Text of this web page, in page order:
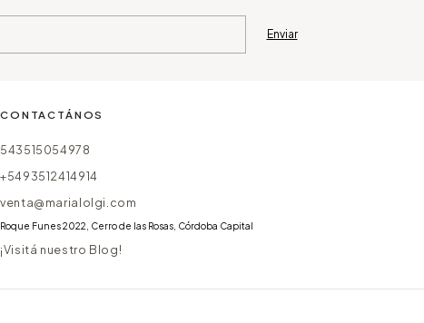
CONTACTÁNOS
543515054978
+5493512414914
venta@marialolgi.com
Roque Funes 2022, Cerro de las Rosas, Córdoba Capital
¡Visitá nuestro Blog!